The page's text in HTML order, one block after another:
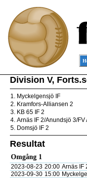
Division V,
1. Myckelgensjö IF
2. Kramfors-Alliansen 2
3. KB 65 IF 2
4. Arnäs IF 2/Anundsjö 3/FV
5. Domsjö IF 2
Resultat
Omgång 1
2023-08-23 20:00 Arnäs IF
2023-09-30 15:00